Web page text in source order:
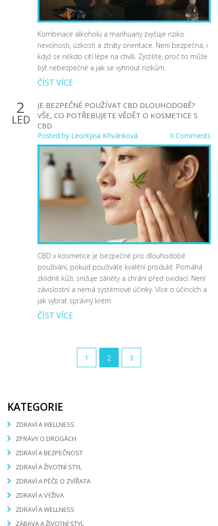
Kombinace alkoholu a marihuany zvyšuje riziko
nevolnosti, úzkosti a ztráty orientace. Není bezpečná, i
když se někdo cítí lépe na chvíli. Zjistěte, proč to může
být nebezpečné a jak se vyhnout rizikům.
ČÍST VÍCE
2
LED
JE BEZPEČNÉ POUŽÍVAT CBD DLOUHODOBĚ?
VŠE, CO POTŘEBUJETE VĚDĚT O KOSMETICE S
CBD
Posted by Leontýna Křivánková 0 Comments
CBD v kosmetice je bezpečné pro dlouhodobé
používání, pokud používáte kvalitní produkt. Pomáhá
zklidnit kůži, snižuje záněty a chrání před oxidací. Není
závislostní a nemá systémové účinky. Více o účincích a
jak vybrat správný krém.
ČÍST VÍCE
1 2 3
KATEGORIE
ZDRAVÍ A WELLNESS
ZPRÁVY O DROGÁCH
ZDRAVÍ A BEZPEČNOST
ZDRAVÍ A ŽIVOTNÍ STYL
ZDRAVÍ A PÉČE O ZVÍŘATA
ZDRAVÍ A VÝŽIVA
ZDRAVÍ A WELLNESS
ZÁBAVA A ŽIVOTNÍ STYL